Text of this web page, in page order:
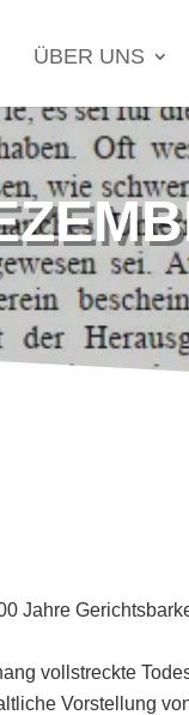
ÜBER UNS
Jahre
vollstreckte
Vorstellung